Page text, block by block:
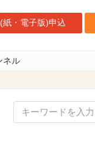
紙・電子版)申込
ネル